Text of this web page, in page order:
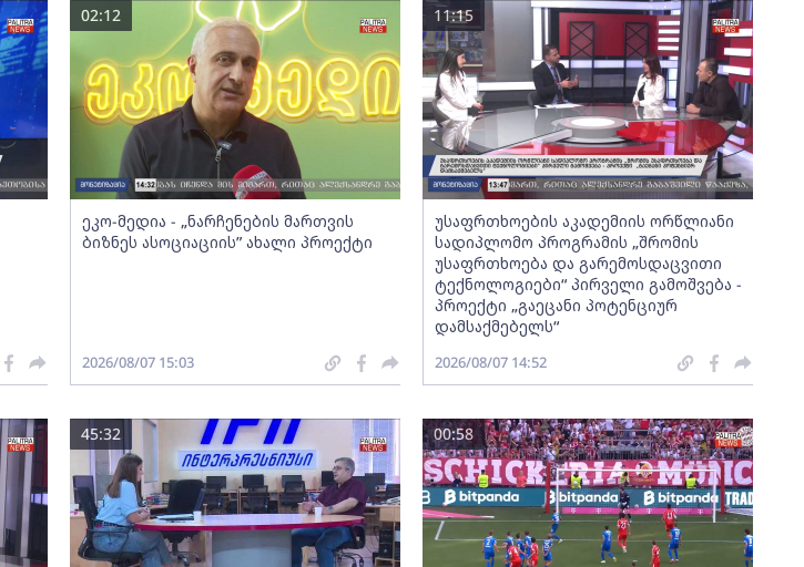
ეკო-მედია - „ნარჩენების მართვის
ბიზნეს ასოციაციის” ახალი პროექტი
02:12
2026/08/07 15:03
უსაფრთხოების აკადემიის ორწლიანი
სადიპლომო პროგრამის „შრომის
უსაფრთხოება და გარემოსდაცვითი
ტექნოლოგიები“ პირველი გამოშვება -
პროექტი „გაეცანი პოტენციურ
დამსაქმებელს“
11:15
2026/08/07 14:52
45:32 00:58